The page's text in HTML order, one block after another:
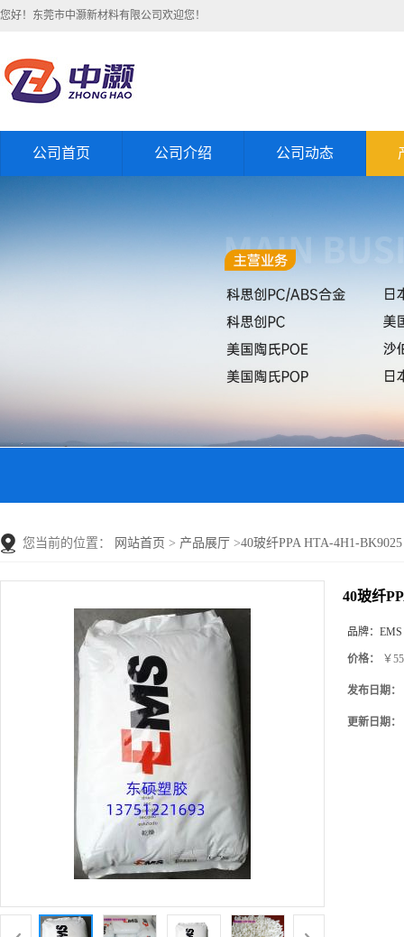
您好！东莞市中灏新材料有限公司欢迎您！
公司首页 公司介绍 公司动态
您当前的位置： 网站首页 > 产品展厅 >40玻纤PPA HTA-4H1-
40玻纤
品牌： EMS
价格： ￥
发布日期：
更新日期：